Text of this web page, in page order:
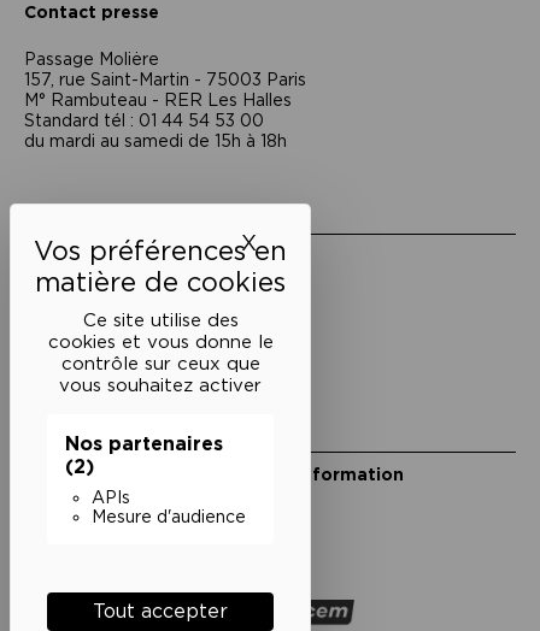
Ce site utilise des
cookies et vous donne le
contrôle sur ceux que
vous souhaitez activer
Nos partenaires
(2)
APIs
Mesure d'audience
Tout accepter
XMasquer le bandeau des
Contact presse
Passage Moliėre
157, rue Saint-Martin - 75003 Paris
M° Rambuteau - RER Les Halles
Standard tél : 01 44 54 53 00
du mardi au samedi de 15h à 18h
Mentions légales
Politique de confidentialité
Conditions générales de vente
Cookies
Restons en lien
Inscrivez-vous à notre lettre d’information
Suivez-nous sur les réseaux